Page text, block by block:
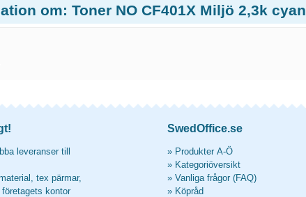
om: Toner NO CF401X Miljö 2,3k cyan
leveranser till
tex pärmar,
kontor
SwedOffice.se
» Produkter A-Ö
» Kategoriöversikt
» Vanliga frågor (FAQ)
» Köpråd